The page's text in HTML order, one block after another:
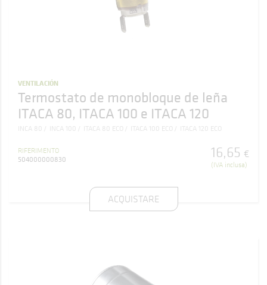
VENTILACIÓN
Termostato de monobloque de leña
ITACA 80, ITACA 100 e ITACA 120
INCA 80 INCA 100 ITACA 80 ECO ITACA 100 ECO ITACA 120 ECO
RIFERIMENTO
504000000830
16,65 €
(IVA inclusa)
ACQUISTARE